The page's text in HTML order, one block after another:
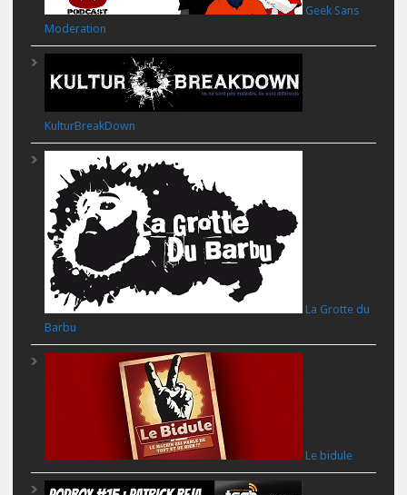
Geek Sans
Moderation
KulturBreakDown
La Grotte du
Barbu
Le bidule